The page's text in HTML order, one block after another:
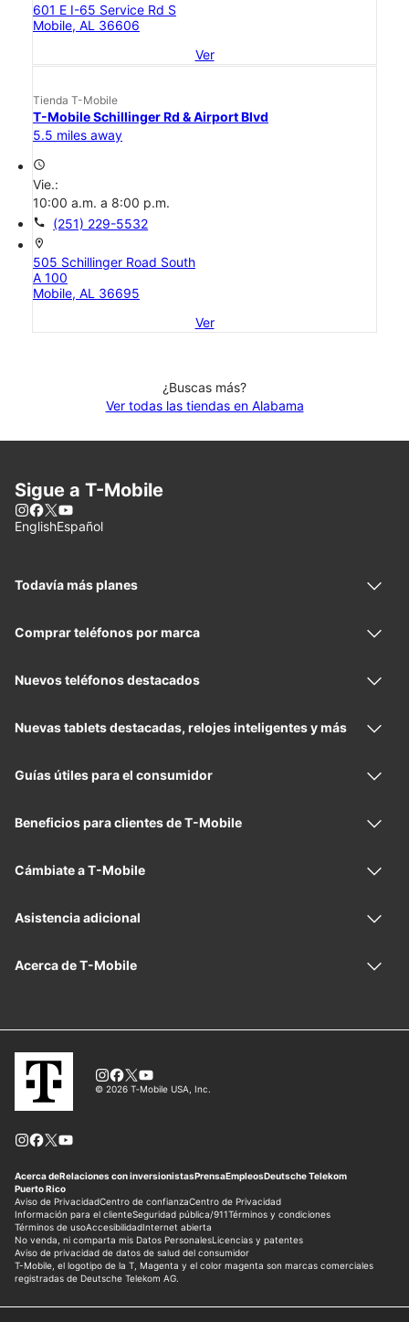
601 E I-65 Service Rd S
Mobile, AL 36606
Ver
Tienda T-Mobile
T-Mobile Schillinger Rd & Airport Blvd
5.5 miles away
access_time
Vie.:
10:00 a.m. a 8:00 p.m.
call (251) 229-5532
location_on
505 Schillinger Road South
A 100
Mobile, AL 36695
Ver
¿Buscas más?
Ver todas las tiendas en Alabama